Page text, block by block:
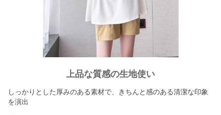
上品な質感の生地使い
しっかりとした厚みのある素材で、きちんと感のある清潔な印象
を演出